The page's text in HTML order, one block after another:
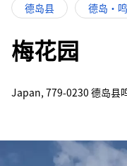
德岛县 德岛・
梅花园
Japan, 779-0230 德岛县